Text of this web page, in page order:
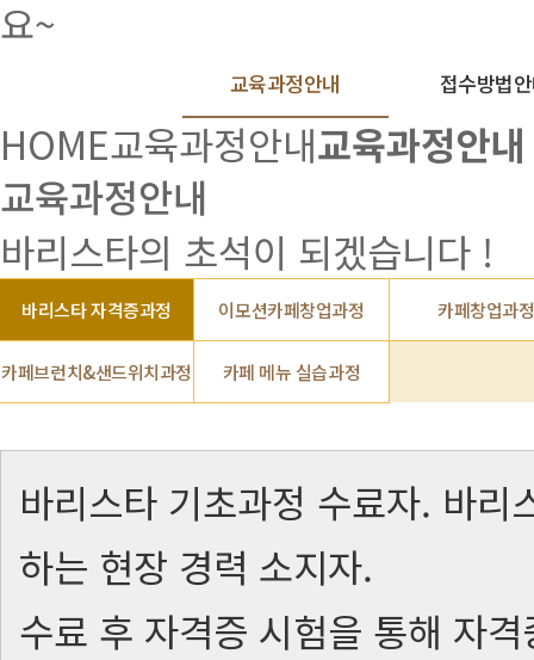
교육과정안내 접수방법
HOME교육과정안내교육과정안내
교육과정안내
바리스타의 초석이 되겠습니다 !
바리스타 자격증과정 이모션카페창업과정 카페창업과정
카페브런치&샌드위치과정 카페 메뉴 실습과정
바리스타 기초과정 수료자. 바
하는 현장 경력 소지자.
수료 후 자격증 시험을 통해 자